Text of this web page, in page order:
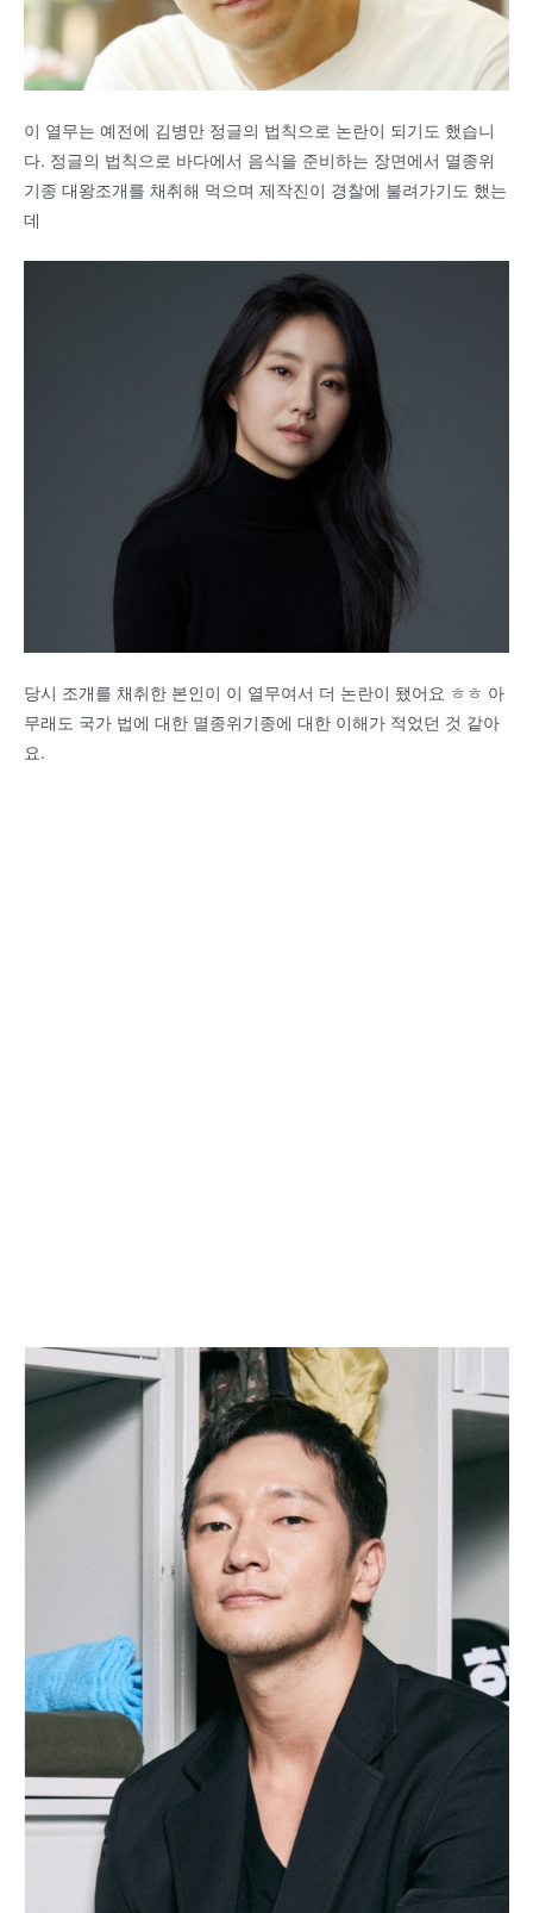
이 열무는 예전에 김병만 정글의 법칙으로 논란이 되기도 했습니
다. 정글의 법칙으로 바다에서 음식을 준비하는 장면에서 멸종위
기종 대왕조개를 채취해 먹으며 제작진이 경찰에 불려가기도 했는
데
당시 조개를 채취한 본인이 이 열무여서 더 논란이 됐어요 ㅎㅎ 아
무래도 국가 법에 대한 멸종위기종에 대한 이해가 적었던 것 같아
요.